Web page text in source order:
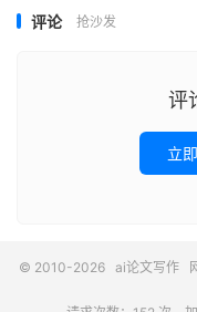
评论 抢沙发
评
立
© 2010-2026 ai论文写作